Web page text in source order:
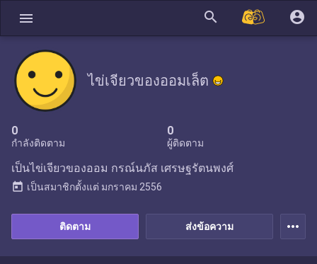
menu search account_circle
ไข่เจียวของออมเล็ต
0
กำลังติดตาม
0
ผู้ติดตาม
ส่งข้อความ
ติดตาม
เป็นไข่เจียวของออม กรณ์นภัส เศรษฐรัตนพงศ์
today เป็นสมาชิกตั้งแต่ มกราคม 2556
more_horiz